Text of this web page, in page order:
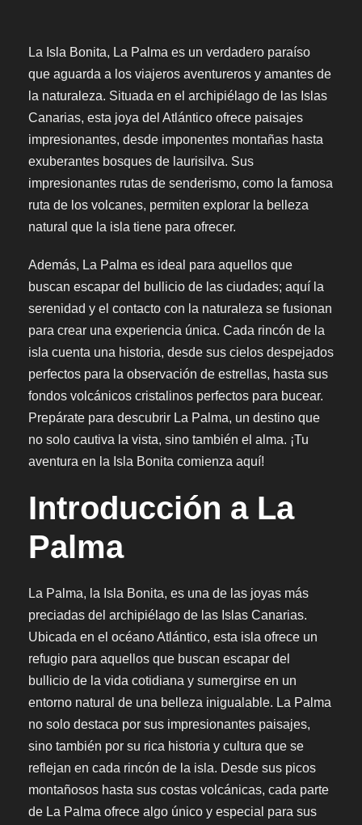
La Isla Bonita, La Palma es un verdadero paraíso
que aguarda a los viajeros aventureros y amantes de
la naturaleza. Situada en el archipiélago de las Islas
Canarias, esta joya del Atlántico ofrece paisajes
impresionantes, desde imponentes montañas hasta
exuberantes bosques de laurisilva. Sus
impresionantes rutas de senderismo, como la famosa
ruta de los volcanes, permiten explorar la belleza
natural que la isla tiene para ofrecer.
Además, La Palma es ideal para aquellos que
buscan escapar del bullicio de las ciudades; aquí la
serenidad y el contacto con la naturaleza se fusionan
para crear una experiencia única. Cada rincón de la
isla cuenta una historia, desde sus cielos despejados
perfectos para la observación de estrellas, hasta sus
fondos volcánicos cristalinos perfectos para bucear.
Prepárate para descubrir La Palma, un destino que
no solo cautiva la vista, sino también el alma. ¡Tu
aventura en la Isla Bonita comienza aquí!
Introducción a La
Palma
La Palma, la Isla Bonita, es una de las joyas más
preciadas del archipiélago de las Islas Canarias.
Ubicada en el océano Atlántico, esta isla ofrece un
refugio para aquellos que buscan escapar del
bullicio de la vida cotidiana y sumergirse en un
entorno natural de una belleza inigualable. La Palma
no solo destaca por sus impresionantes paisajes,
sino también por su rica historia y cultura que se
reflejan en cada rincón de la isla. Desde sus picos
montañosos hasta sus costas volcánicas, cada parte
de La Palma ofrece algo único y especial para sus